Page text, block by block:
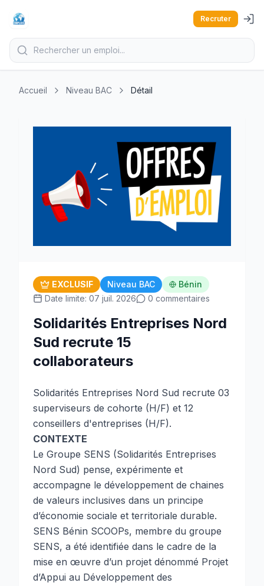
Recruter
Accueil Niveau BAC Détail
EXCLUSIF Niveau BAC
Bénin
Date limite: 07 juil. 2026
0 commentaires
Solidarités Entreprises Nord
Sud recrute 15
collaborateurs
Solidarités Entreprises Nord Sud recrute 03
superviseurs de cohorte (H/F) et 12
conseillers d'entreprises (H/F).
CONTEXTE
Le Groupe SENS (Solidarités Entreprises
Nord Sud) pense, expérimente et
accompagne le développement de chaines
de valeurs inclusives dans un principe
d’économie sociale et territoriale durable.
SENS Bénin SCOOPs, membre du groupe
SENS, a été identifiée dans le cadre de la
mise en œuvre d’un projet dénommé Projet
d’Appui au Développement des